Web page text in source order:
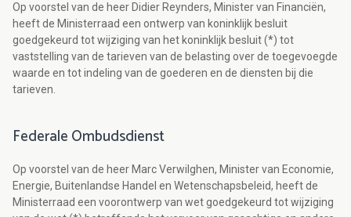
Op voorstel van de heer Didier Reynders, Minister van Financiën,
heeft de Ministerraad een ontwerp van koninklijk besluit
goedgekeurd tot wijziging van het koninklijk besluit (*) tot
vaststelling van de tarieven van de belasting over de toegevoegde
waarde en tot indeling van de goederen en de diensten bij die
tarieven.
Federale Ombudsdienst
Op voorstel van de heer Marc Verwilghen, Minister van Economie,
Energie, Buitenlandse Handel en Wetenschapsbeleid, heeft de
Ministerraad een voorontwerp van wet goedgekeurd tot wijziging